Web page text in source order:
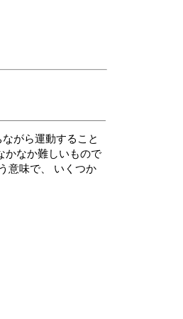
がら運動すること
かなか難しいもので
意味で、 いくつか